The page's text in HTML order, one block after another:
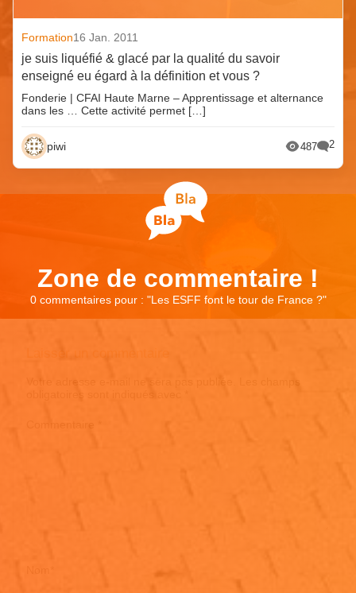
Formation16 Jan. 2011
je suis liquéfié & glacé par la qualité du savoir
enseigné eu égard à la définition et vous ?
Fonderie | CFAI Haute Marne – Apprentissage et alternance
dans les … Cette activité permet […]
piwi 487 2
Zone de commentaire !
0 commentaires pour : "Les ESFF font le tour de France ?"
Votre adresse e-mail ne sera pas publiée.
Les champs